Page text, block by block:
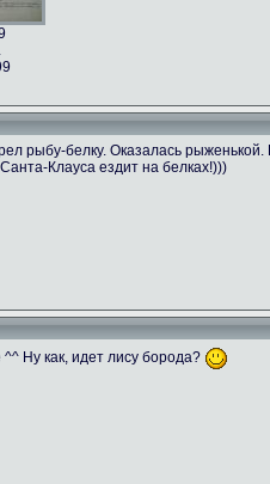
рыбу-белку. Оказалась рыженькой.
Клауса ездит на белках!)))
Ну как, идет лису борода?